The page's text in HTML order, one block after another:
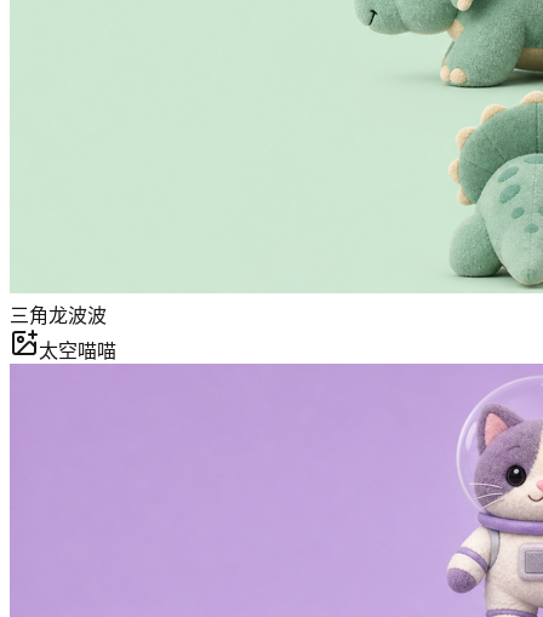
三角龙波波
太空喵喵